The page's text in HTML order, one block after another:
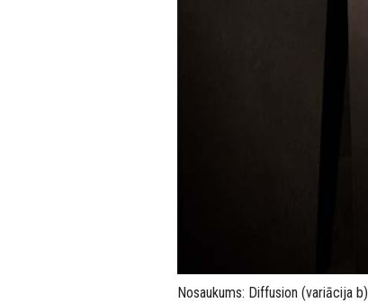
Nosaukums: Diffusion (variācija b)